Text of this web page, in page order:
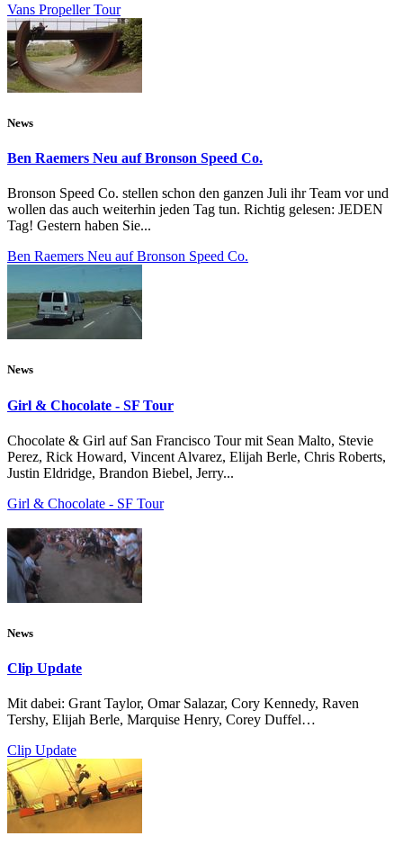
Vans Propeller Tour
News
Ben Raemers Neu auf Bronson Speed Co.
Bronson Speed Co. stellen schon den ganzen Juli ihr Team vor und
wollen das auch weiterhin jeden Tag tun. Richtig gelesen: JEDEN
Tag! Gestern haben Sie...
Ben Raemers Neu auf Bronson Speed Co.
News
Girl & Chocolate - SF Tour
Chocolate & Girl auf San Francisco Tour mit Sean Malto, Stevie
Perez, Rick Howard, Vincent Alvarez, Elijah Berle, Chris Roberts,
Justin Eldridge, Brandon Biebel, Jerry...
Girl & Chocolate - SF Tour
News
Clip Update
Mit dabei: Grant Taylor, Omar Salazar, Cory Kennedy, Raven
Tershy, Elijah Berle, Marquise Henry, Corey Duffel…
Clip Update